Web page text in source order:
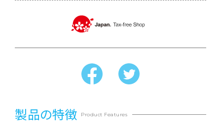
製品の特徴 Product Features